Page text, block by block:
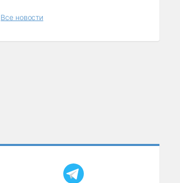
Все новости